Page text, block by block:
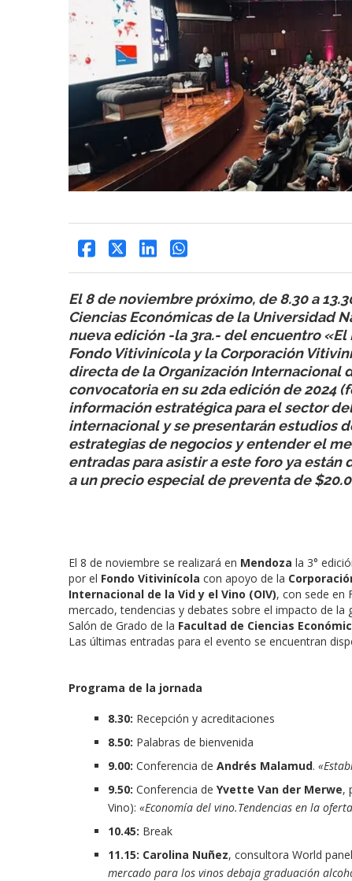
El 8 de noviembre próximo, de8.30 a
Ciencias Económicas de la Universidad
nueva edición -la 3ra.- del encuentro
Fondo Vitivinícola y la Corporación
directa de la Organización Internacional
convocatoria en su 2da edición de 2024
información estratégica para el sector
internacional y se presentarán estudios
estrategias de negocios y entender el
entradas para asistir a este foro ya
a un precio especial de preventa de
El 8 de noviembre se realizará en Mendoza la 3°
por el Fondo Vitivinícola con apoyo de la
Internacional de la Vid y el Vino (OIV), con sede en
mercado, tendencias y debates sobre el impacto de
Salón de Grado de la Facultad de Ciencias
Las últimas entradas para el evento se encuentran
Programa de la jornada
8.30: Recepción y acreditaciones
8.50: Palabras de bienvenida
9.00: Conferencia de Andrés Malamud.
9.50: Conferencia de Yvette Van der Merwe,
Vino): «Economía del vino.Tendencias en la
10.45: Break
11.15: Carolina Nuñez, consultora World
mercado para los vinos debaja graduación